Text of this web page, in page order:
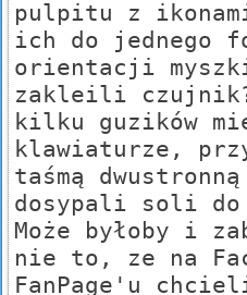
pulpitu z
ich do jednego
orientacji
zakleili
kilku guzików
klawiaturze,
taśmą
dosypali soli
Może byłoby i
nie to, ze na
FanPage'u